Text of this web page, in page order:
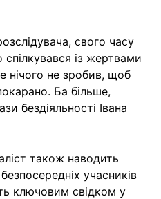
свого часу
із жертвами
нічого не зробив, щоб
Ба більше,
бездіяльності Івана
також наводить
учасників
ключовим свідком у